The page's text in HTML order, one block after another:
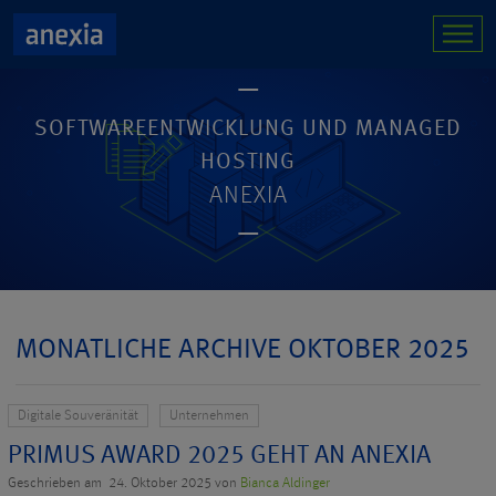
SOFTWAREENTWICKLUNG UND MANAGED
HOSTING
ANEXIA
MONATLICHE ARCHIVE OKTOBER 2025
Digitale Souveränität Unternehmen
PRIMUS AWARD 2025 GEHT AN ANEXIA
Geschrieben am 24. Oktober 2025 von Bianca Aldinger